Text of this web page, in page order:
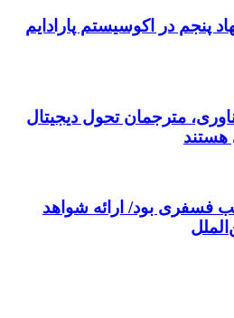
پنجم در اکوسیستم پارادایم
مترجمان تحول دیجیتال
هستند
فسفری بود/ ارائه شواهد